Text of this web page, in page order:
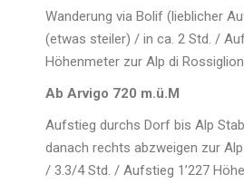
Wanderung via Bolif (lieblicher
(etwas steiler) / in ca. 2 Std. /
Höhenmeter zur Alp di
Ab Arvigo 720 m.ü.M
Aufstieg durchs Dorf bis Alp
danach rechts abzweigen zur Alp
/ 3.3/4 Std. / Aufstieg 1’227